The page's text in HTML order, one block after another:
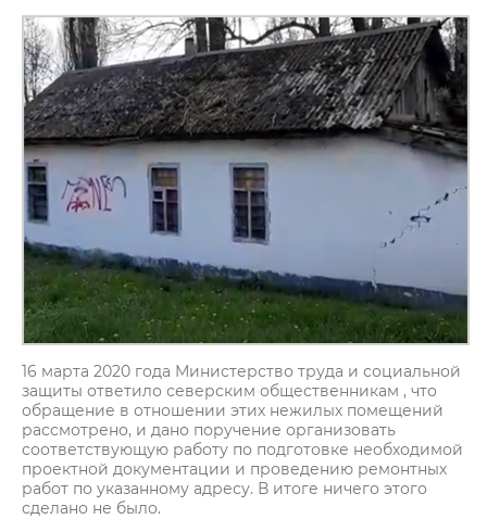
16 марта 2020 года Министерство труда и социальной
защиты ответило северским общественникам , что
обращение в отношении этих нежилых помещений
рассмотрено, и дано поручение организовать
соответствующую работу по подготовке необходимой
проектной документации и проведению ремонтных
работ по указанному адресу. В итоге ничего этого
сделано не было.